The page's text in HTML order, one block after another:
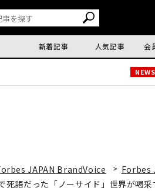
新着記事 人気記事 会
NEWS
JAPAN BrandVoice
Forbes
死語だった「ノーサイド」世界が喝